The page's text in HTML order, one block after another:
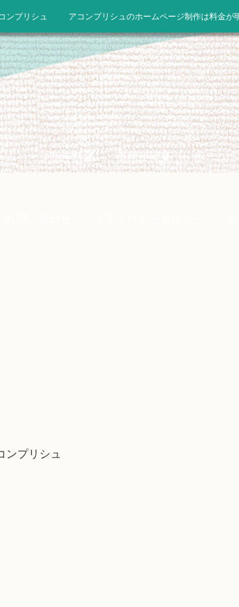
ンプリシュ アコンプリシュのホームページ制作は料金が
ムページ制作料金 事務所概要 ホーム
プリシュ